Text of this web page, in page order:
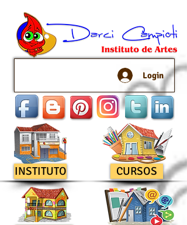
Login
INSTITUTO CURSOS